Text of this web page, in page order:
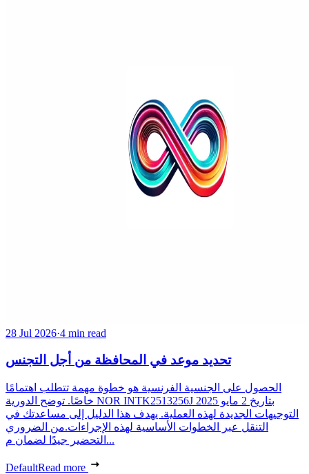
28 Jul 2026·4 min read
تحديد موعد في المحافظة من أجل التجنس
الحصول على الجنسية الفرنسية هو خطوة مهمة تتطلب اهتمامًا
خاصًا. توضح الدورية NOR INTK2513256J بتاريخ 2 مايو 2025
التوجيهات الجديدة لهذه العملية. يهدف هذا الدليل إلى مساعدتك في
التنقل عبر الخطوات الأساسية لهذه الإجراءات.من الضروري
التحضير جيدًا لضمان م...
DefaultRead more